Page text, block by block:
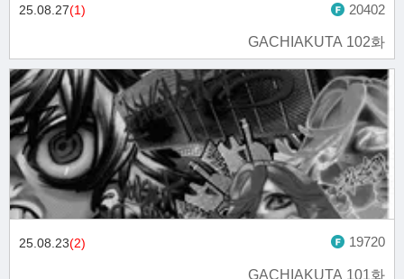
GACHIAKUTA 102화
25.08.27(1) 20402
GACHIAKUTA 101화
25.08.23(2) 19720